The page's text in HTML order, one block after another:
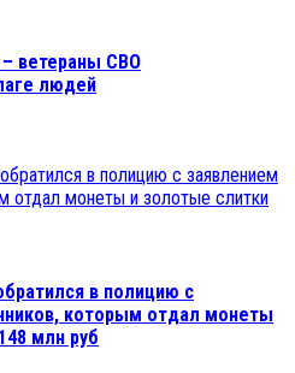
ветераны СВО
людей
в полицию с
которым отдал монеты
млн руб